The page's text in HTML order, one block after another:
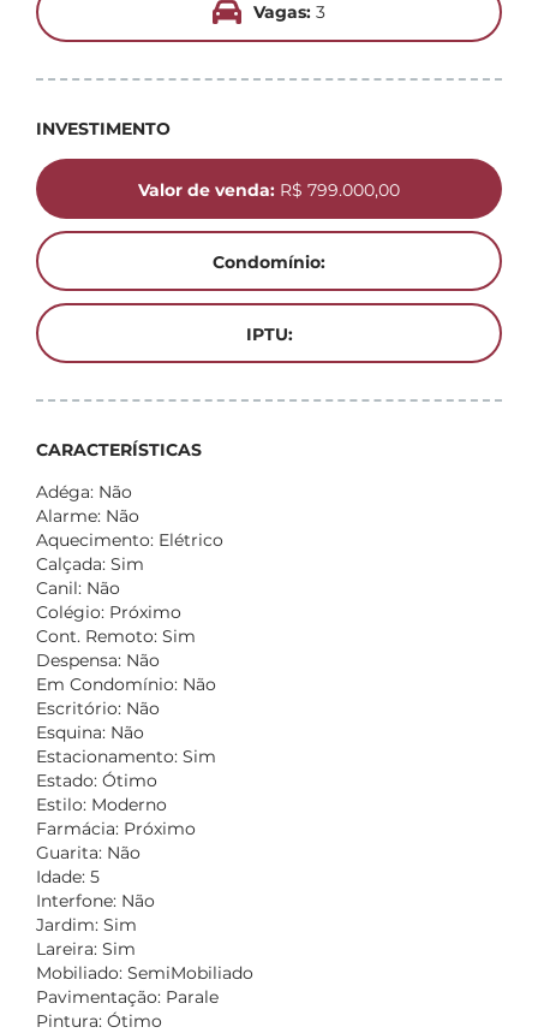
Vagas:3
INVESTIMENTO
Valor de venda: R$ 799.000,00
Condomínio:
IPTU:
CARACTERÍSTICAS
Adéga: Não
Alarme: Não
Aquecimento: Elétrico
Calçada: Sim
Canil: Não
Colégio: Próximo
Cont. Remoto: Sim
Despensa: Não
Em Condomínio: Não
Escritório: Não
Esquina: Não
Estacionamento: Sim
Estado: Ótimo
Estilo: Moderno
Farmácia: Próximo
Guarita: Não
Idade: 5
Interfone: Não
Jardim: Sim
Lareira: Sim
Mobiliado: SemiMobiliado
Pavimentação: Parale
Pintura: Ótimo